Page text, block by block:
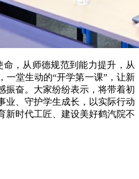
，从师德规范到能力提升，从
一堂生动的“开学第一课”，让新
振奋。大家纷纷表示，将带着初
业、守护学生成长，以实际行动
新时代工匠、建设美好鹤汽院不